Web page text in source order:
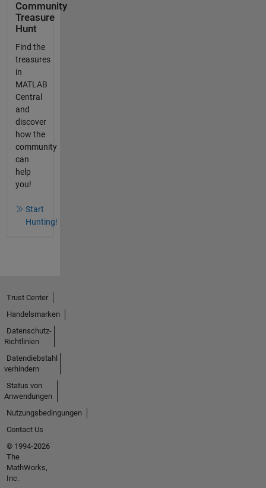
Community
Treasure
Hunt
Find the
treasures
in
MATLAB
Central
and
discover
how the
community
can
help
you!
Start
Hunting!
Trust Center
Handelsmarken
Datenschutz-
Richtlinien
Datendiebstahl
verhindern
Status von
Anwendungen
Nutzungsbedingungen
Contact Us
© 1994-2026
The
MathWorks,
Inc.